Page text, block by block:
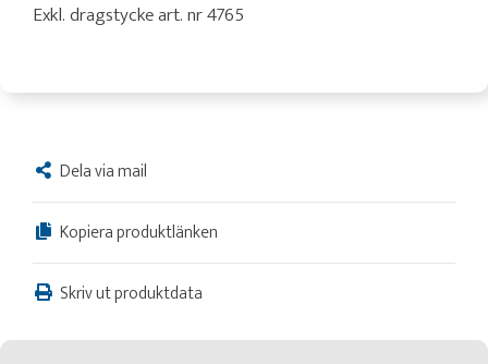
Exkl. dragstycke art. nr 4765
Dela via mail
Kopiera produktlänken
Skriv ut produktdata